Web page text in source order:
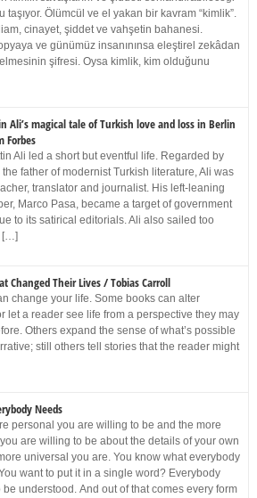
taşıyor. Ölümcül ve el yakan bir kavram “kimlik”.
cinayet, şiddet ve vahşetin bahanesi.
ve günümüz insanınınsa eleştirel zekâdan
şifresi. Oysa kimlik, kim olduğunu
Ali’s magical tale of Turkish love and loss in Berlin
Forbes
Ali led a short but eventful life. Regarded by
father of modernist Turkish literature, Ali was
translator and journalist. His left-leaning
Marco Pasa, became a target of government
to its satirical editorials. Ali also sailed too
[…]
Changed Their Lives / Tobias Carroll
change your life. Some books can alter
let a reader see life from a perspective they may
Others expand the sense of what’s possible
still others tell stories that the reader might
Needs
personal you are willing to be and the more
are willing to be about the details of your own
universal you are. You know what everybody
want to put it in a single word? Everybody
be understood. And out of that comes every form